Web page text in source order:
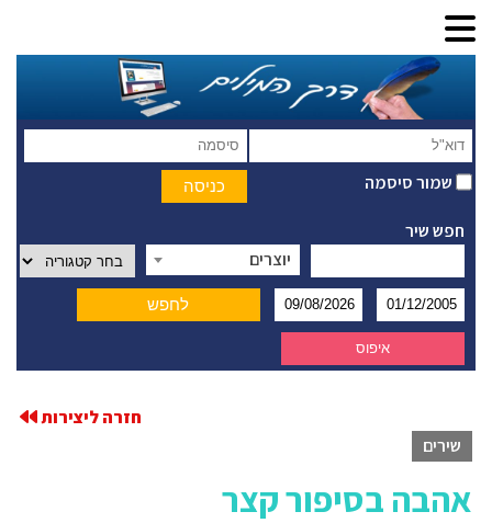
שמור סיסמה
חפש שיר
יוצרים
חזרה ליצירות
שירים
אהבה בסיפור קצר